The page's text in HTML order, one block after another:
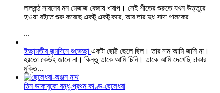
লালকন্ঠ সারসের মন মেজাজ বেজায় খারাপ। সেই শীতের শুরুতে যখন উত্তুরে
হাওয়া বইতে শুরু করেছে একটু একটু করে, আর তার দুধ সাদা পালকের
...
ইচ্ছামতীর জন্মদিনে শুভেচ্ছা একটা ছোট্ট ছেলে ছিল। তার নাম আমি জানি না।
হয়তো কেউই জানে না। কিন্তু তাকে আমি চিনি। তাকে আমি দেখেছি ঢাকার
মুক্তি...
তিন ডাকাবুকো বন্ধু-প্রথম কাণ্ড-ছেলেধরা